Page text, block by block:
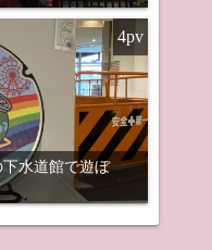
水道館で遊ぼ
4pv